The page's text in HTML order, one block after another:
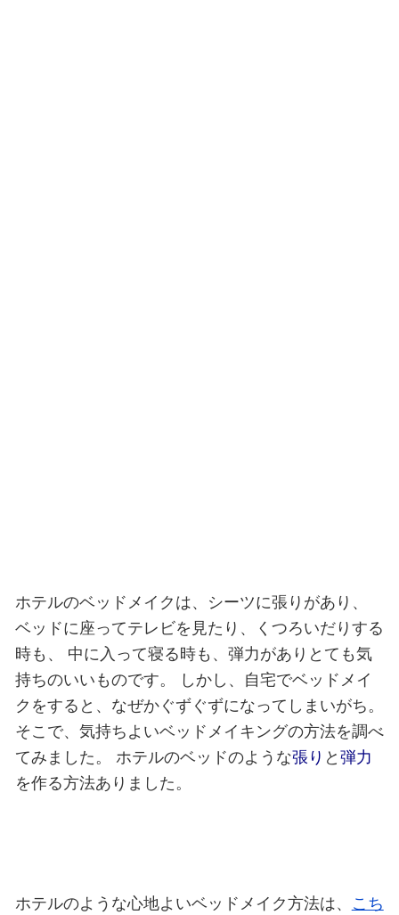
ホテルのベッドメイクは、シーツに張りがあり、
ベッドに座ってテレビを見たり、くつろいだりする
時も、
中に入って寝る時も、弾力がありとても気
持ちのいいものです。
しかし、自宅でベッドメイ
クをすると、なぜかぐずぐずになってしまいがち。
そこで、気持ちよいベッドメイキングの方法を調べ
てみました。
ホテルのベッドのような張り と弾力
を作る方法ありました。
ホテルのような心地よいベッドメイク方法は、
こち